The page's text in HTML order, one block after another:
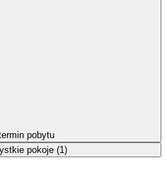
pobytu
pokoje (1)